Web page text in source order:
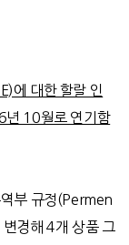
에 대한 할랄 인
년 10월로 연기함
부 규정(Permen
경해 4개 상품 그